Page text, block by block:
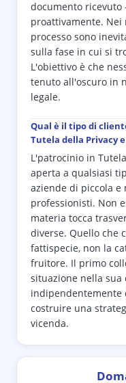
documento
proattivamente. Nei
processo sono
sulla fase in cui si
L'obiettivo è che
tenuto all'oscuro in
legale.
Qual è il tipo di
Tutela della Privacy
L'patrocinio in
aperta a qualsiasi
aziende di piccola e
professionisti. Non
materia tocca
diverse. Quello che
fattispecie, non la
fruitore. Il primo
situazione nella
indipendentemente
costruire una
vicenda.